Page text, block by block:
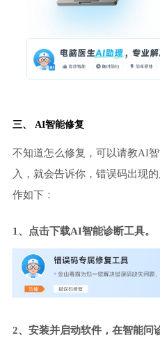
三、 AI智能修复
不知道怎么修复，可以请教AI
入，就会告诉你，错误码出现
作如下：
1、点击下载AI智能诊断工具。
2、安装并启动软件，在智能问